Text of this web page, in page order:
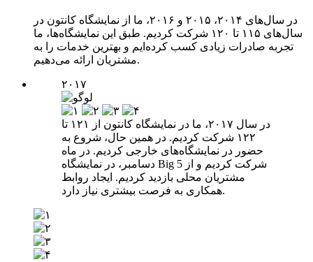
در سال‌های ۲۰۱۴، ۲۰۱۵ و ۲۰۱۶، ما از نمایشگاه کانتون در
سال‌های ۱۱۵ تا ۱۲۰ شرکت کردیم. طبق این نمایشگاه‌ها، ما
تجربه صادرات زیادی کسب کرده‌ایم و بهترین خدمات را به
مشتریان ارائه می‌دهیم.
۲۰۱۷
در سال ۲۰۱۷، ما در نمایشگاه کانتون از ۱۲۱ تا
۱۲۲ شرکت کردیم. در همین حال، شروع به
حضور در نمایشگاه‌های خارجی کردیم. در ماه
دسامبر، در نمایشگاه Big 5 شرکت کردیم و از
مشتریان محلی بازدید کردیم. ایجاد روابط
همکاری به فرصت بیشتری نیاز دارد.